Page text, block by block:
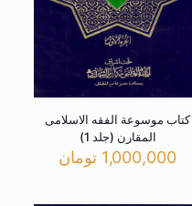
کتاب موسوعة الفقه الاسلامی
المقارن (جلد 1)
1,000,000 تومان